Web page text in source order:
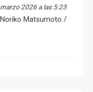
marzo 2026 a las 5:23
Noriko Matsumoto /